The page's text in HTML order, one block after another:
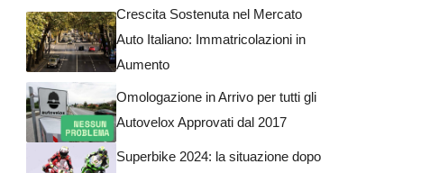
Crescita Sostenuta nel Mercato
Auto Italiano: Immatricolazioni in
Aumento
Omologazione in Arrivo per tutti gli
Autovelox Approvati dal 2017
Superbike 2024: la situazione dopo